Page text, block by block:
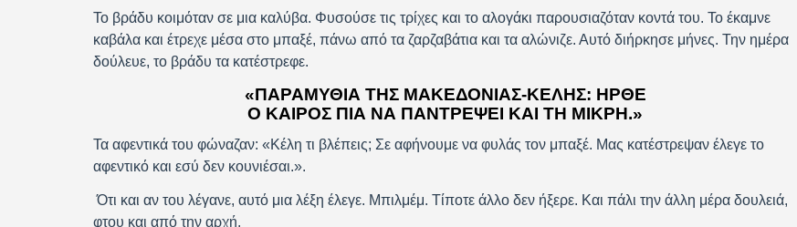
Το βράδυ κοιμόταν σε μια καλύβα. Φυσούσε τις τρίχες και το αλογάκι παρουσιαζόταν κοντά του. Το έκαμνε
καβάλα και έτρεχε μέσα στο μπαξέ, πάνω από τα ζαρζαβάτια και τα αλώνιζε. Αυτό διήρκησε μήνες. Την ημέρα
δούλευε, το βράδυ τα κατέστρεφε.
«ΠΑΡΑΜΎΘΙΑ ΤΗΣ ΜΑΚΕΔΟΝΊΑΣ-ΚΈΛΗΣ: ΉΡΘΕ
Ο ΚΑΙΡΌΣ ΠΙΑ ΝΑ ΠΑΝΤΡΈΨΕΙ ΚΑΙ ΤΗ ΜΙΚΡΉ.»
Τα αφεντικά του φώναζαν: «Κέλη τι βλέπεις; Σε αφήνουμε να φυλάς τον μπαξέ. Μας κατέστρεψαν έλεγε το
αφεντικό και εσύ δεν κουνιέσαι.».
Ότι και αν του λέγανε, αυτό μια λέξη έλεγε. Μπιλμέμ. Τίποτε άλλο δεν ήξερε. Και πάλι την άλλη μέρα δουλειά,
φτου και από την αρχή.